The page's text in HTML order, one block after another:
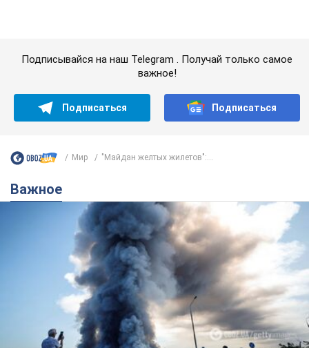
"У меня для россиян плохие новости": Селезнев
предположил, чем закончится "война складов"
Москва может превратиться в "остров" и погрузиться в
темноту, спрогнозировал военный эксперт
5.08.2026 16:00 61,5 т.
Банки "готовятся" к новому курсу
доллара: украинцам рассказали,
чего ожидать